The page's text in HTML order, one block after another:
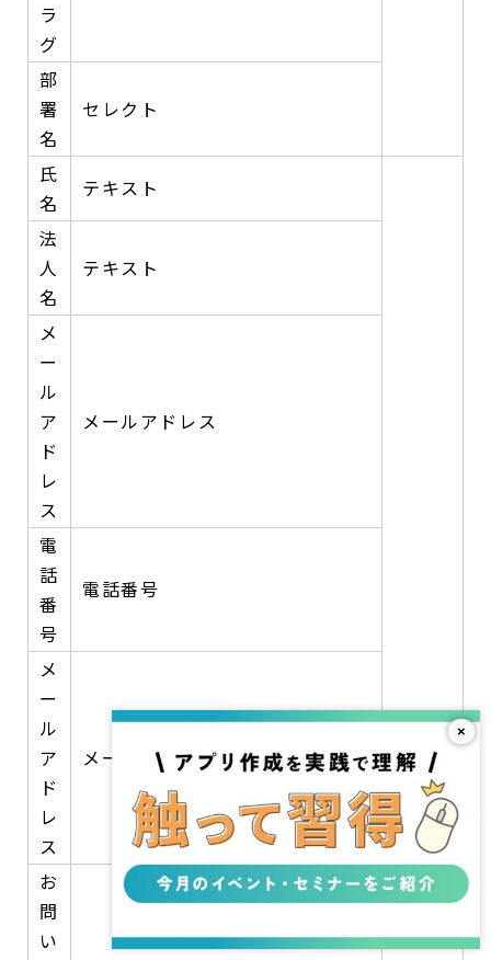
ラ
グ
部
署
名
セレクト
氏
名
テキスト
申請者
が入力
する項
目
法
人
名
テキスト
メ
ー
ル
ア
ド
レ
ス
メールアドレス
電
話
番
号
電話番号
メ
ー
ル
ア
ド
レ
ス
メールアドレス
お
問
い
×